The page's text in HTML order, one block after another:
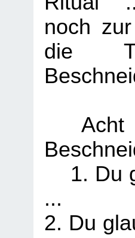
noch
die
Acht
1. Du
...
2. Du